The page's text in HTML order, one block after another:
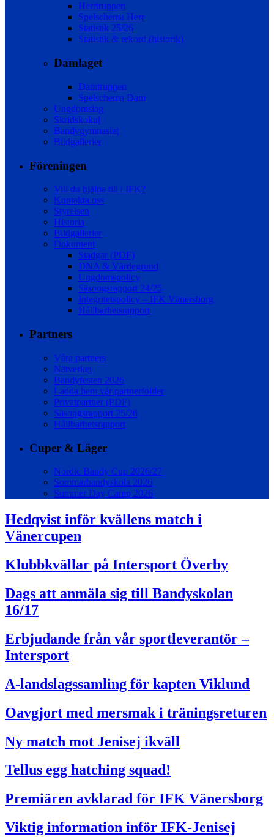
Herrtruppen
Spelschema Herr
Statistik 25/26
Statistik & rekord (historik)
Damlaget
Damtruppen
Spelschema Dam
Ungdomslag
Skridskokul
Bandygymnasiet
Bildgallerier
Föreningen
Vill du hjälpa till i IFK?
Kontakta oss
Styrelsen
Historia
Bildgallerier
Dokument
Stadgar (PDF)
DNA & Värdegrund
Ungdomspolicy
Säsongsrapport 24/25
Integritetspolicy – IFK Vänersborg
Hållbarhetsrapport
Partners
Våra partners
Nätverket
Bandyfesten 2026
Ladda hem vår partnerfolder
Privatpartner (PDF)
Säsongsrapport 25/26
Hållbarhetsrapport
Cuper & Läger
Nordic Bandy Cup 2026/27
Sommarbandyskola 2026
Summer Day Camp 2026
Hedqvist inför kvällens match i
Vänercupen
Klubbkvällar på Intersport Överby
Dags att anmäla sig till Bandyskolan
16/17
Erbjudande från vår sportleverantör –
Intersport
A-landslagssamling för kapten Viklund
Oavgjort med mersmak i träningsreturen
Ny match mot Jenisej ikväll
Tellus egg hatching squad!
Premiären avklarad för IFK Vänersborg
Viktig information inför IFK-Jenisej